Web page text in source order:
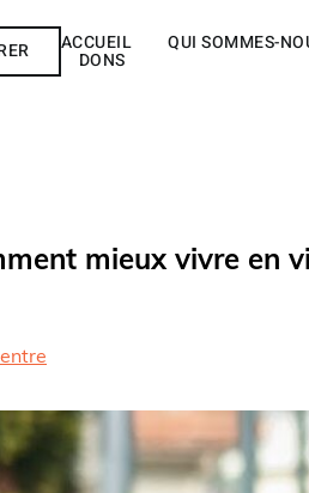
ACCUEIL QUI SOMMES-
DONS
mieux vivre en